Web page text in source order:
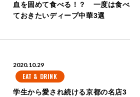
血を固めて食べる！？ 一度は食べ
ておきたいディープ中華3選
2020.10.29
EAT & DRINK
学生から愛され続ける京都の名店3